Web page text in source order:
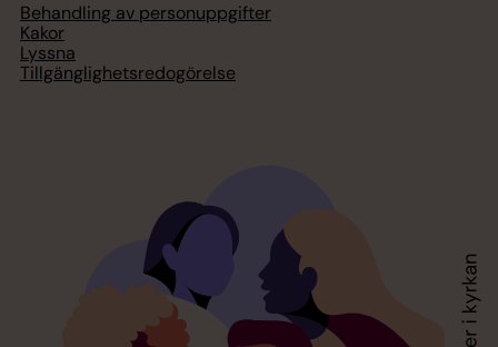
Behandling av personuppgifter
Kakor
Lyssna
Tillgänglighetsredogörelse